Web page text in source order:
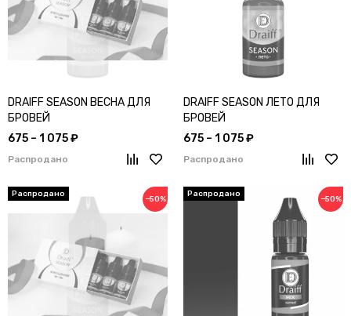
DRAIFF SEASON ВЕСНА ДЛЯ
БРОВЕЙ
675 – 1 075 ₽
Распродано
DRAIFF SEASON ЛЕТО ДЛЯ
БРОВЕЙ
675 – 1 075 ₽
Распродано
−50% −50%